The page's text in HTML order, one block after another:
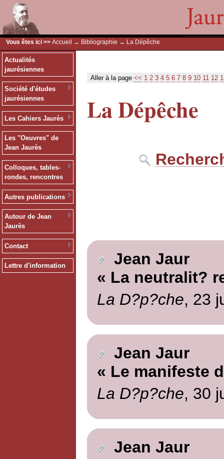
Vous êtes ici >> Accueil → Bibliographie → La Dépêche
Actualités
jaurésiennes
Société d'études
jaurésiennes
Les Cahiers Jaurès
Les "Oeuvres" de
Jean Jaurès
Colloques, tables-
rondes, rencontres
Autres publications
Autour de Jean
Jaurès
Contact
Lettre d'information
Aller à la page << 1 2 3 4 5 6 7 8 9 10 11 12
La Dépêche
Jean Jaur
« La neutralit?
La D?p?che, 23
Jean Jaur
« Le manifeste
La D?p?che, 30
Jean Jaur